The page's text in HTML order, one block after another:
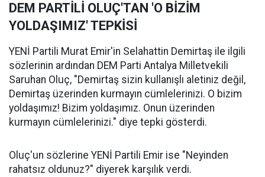
DEM PARTİLİ OLUÇ'TAN 'O BİZİM
YOLDAŞIMIZ' TEPKİSİ
YENİ Partili Murat Emir'in Selahattin Demirtaş ile ilgili
sözlerinin ardından DEM Parti Antalya Milletvekili
Saruhan Oluç, "Demirtaş sizin kullanışlı aletiniz değil,
Demirtaş üzerinden kurmayın cümlelerinizi. O bizim
yoldaşımız! Bizim yoldaşımız. Onun üzerinden
kurmayın cümlelerinizi." diye tepki gösterdi.
Oluç'un sözlerine YENİ Partili Emir ise "Neyinden
rahatsız oldunuz?" diyerek karşılık verdi.